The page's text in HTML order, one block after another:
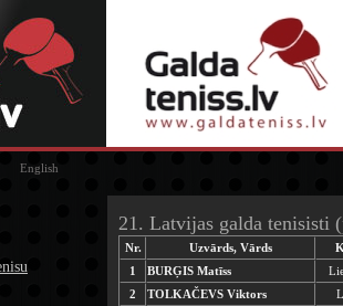
English
21. Latvijas galda tenisisti
Nr. Uzvārds, Vārds
1
BURĢIS Matīss
2
TOLKAČEVS Viktors